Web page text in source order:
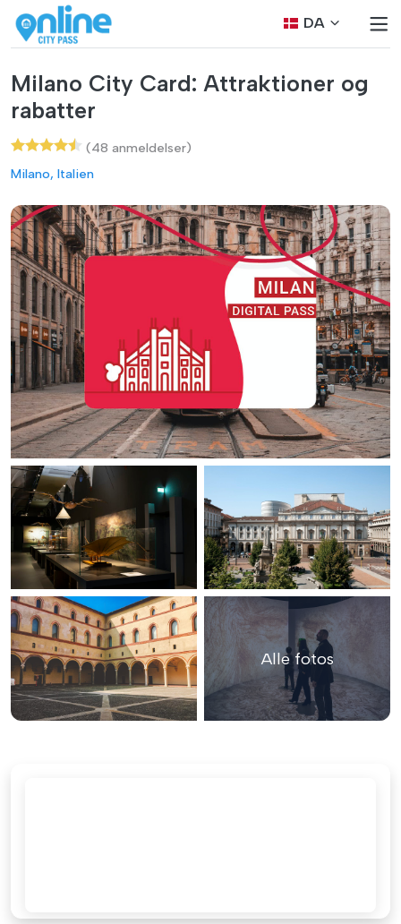
DA
Milano City Card: Attraktioner og
rabatter
(48 anmeldelser)
Milano, Italien
Alle fotos